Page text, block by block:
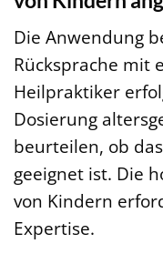
Die Anwendung
Rücksprache mit
Heilpraktiker
Dosierung
beurteilen, ob
geeignet ist. Die
von Kindern
Expertise.